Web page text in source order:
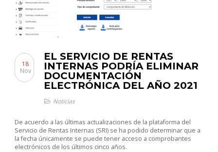
EL SERVICIO DE RENTAS
INTERNAS PODRÍA ELIMINAR
DOCUMENTACIÓN
ELECTRÓNICA DEL AÑO 2021
18
Nov
Noticias
De acuerdo a las últimas actualizaciones de la plataforma del
Servicio de Rentas Internas (SRI) se ha podido determinar que a
la fecha únicamente se puede tener acceso a comprobantes
electrónicos de los últimos cinco años.